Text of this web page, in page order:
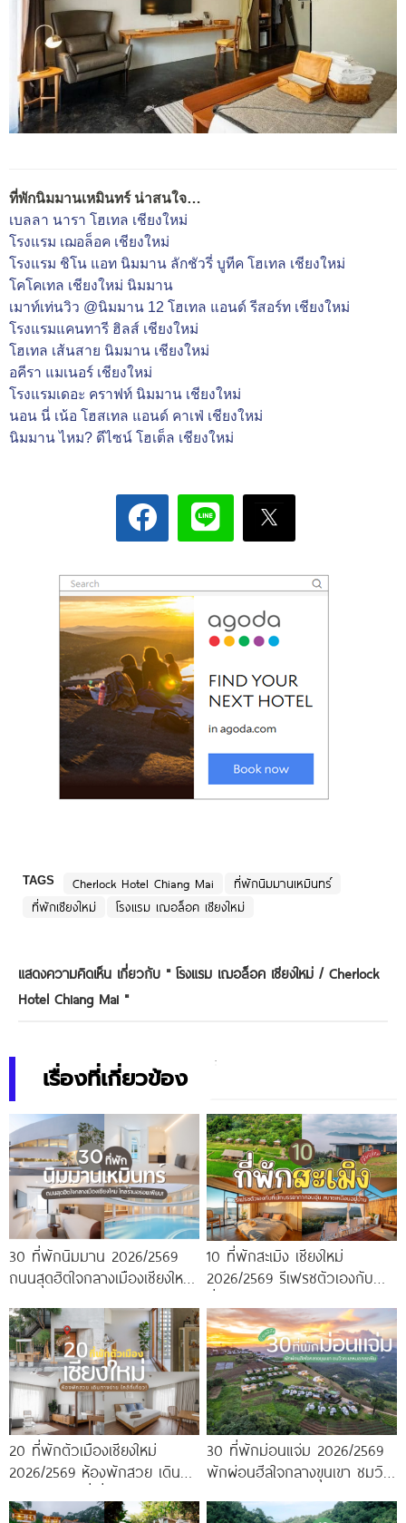
ที่พักนิมมานเหมินทร์ น่าสนใจ…
เบลลา นารา โฮเทล เชียงใหม่
โรงแรม เฌอล็อค เชียงใหม่
โรงแรม ชิโน แอท นิมมาน ลักชัวรี่ บูทีค โฮเทล เชียงใหม่
โคโคเทล เชียงใหม่ นิมมาน
เมาท์เท่นวิว @นิมมาน 12 โฮเทล แอนด์ รีสอร์ท เชียงใหม่
โรงแรมแคนทารี ฮิลส์ เชียงใหม่
โฮเทล เส้นสาย นิมมาน เชียงใหม่
อคีรา แมเนอร์ เชียงใหม่
โรงแรมเดอะ คราฟท์ นิมมาน เชียงใหม่
นอน นี่ เน้อ โฮสเทล แอนด์ คาเฟ่ เชียงใหม่
นิมมาน ไหม? ดีไซน์ โฮเต็ล เชียงใหม่
TAGS Cherlock Hotel Chiang Mai
ที่พักนิมมานเหมินทร์
ที่พักเชียงใหม่
โรงแรม เฌอล็อค เชียงใหม่
แสดงความคิดเห็น เกี่ยวกับ " โรงแรม เฌอล็อค เชียงใหม่ / Cherlock
Hotel Chiang Mai "
เรื่องที่เกี่ยวข้อง
30 ที่พักนิมมาน 2026/2569
ถนนสุดฮิตใจกลางเมืองเชียงใหม่
10 ที่พักสะเมิง เชียงใหม่
2026/2569 รีเฟรชตัวเองกับ
เหมือนอยู่บ้าน
20 ที่พักตัวเมืองเชียงใหม่
2026/2569 ห้องพักสวย เดิน
30 ที่พักม่อนแจ่ม 2026/2569
พักผ่อนฮีลใจกลางขุนเขา ชมวิว